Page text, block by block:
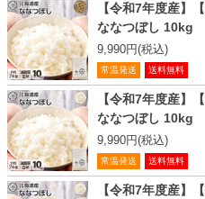
【令和7年度産】
ななつぼし 10kg
9,990円(税込)
常温発送 送料無料
【令和7年度産】
ななつぼし 10kg
9,990円(税込)
常温発送 送料無料
【令和7年度産】